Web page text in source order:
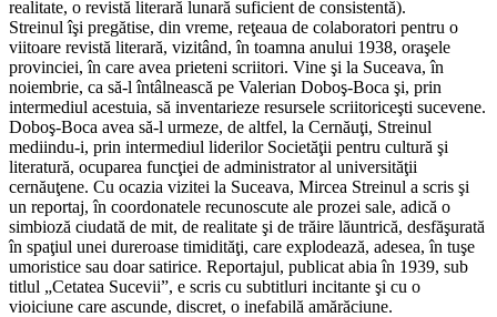
realitate, o revistă literară lunară suficient de consistentă).
Streinul îşi pregătise, din vreme, reţeaua de colaboratori pentru o
viitoare revistă literară, vizitând, în toamna anului 1938, oraşele
provinciei, în care avea prieteni scriitori. Vine şi la Suceava, în
noiembrie, ca să-l întâlnească pe Valerian Doboş-Boca şi, prin
intermediul acestuia, să inventarieze resursele scriitoriceşti sucevene.
Doboş-Boca avea să-l urmeze, de altfel, la Cernăuţi, Streinul
mediindu-i, prin intermediul liderilor Societăţii pentru cultură şi
literatură, ocuparea funcţiei de administrator al universităţii
cernăuţene. Cu ocazia vizitei la Suceava, Mircea Streinul a scris şi
un reportaj, în coordonatele recunoscute ale prozei sale, adică o
simbioză ciudată de mit, de realitate şi de trăire lăuntrică, desfăşurată
în spaţiul unei dureroase timidităţi, care explodează, adesea, în tuşe
umoristice sau doar satirice. Reportajul, publicat abia în 1939, sub
titlul „Cetatea Sucevii”, e scris cu subtitluri incitante şi cu o
vioiciune care ascunde, discret, o inefabilă amărăciune.